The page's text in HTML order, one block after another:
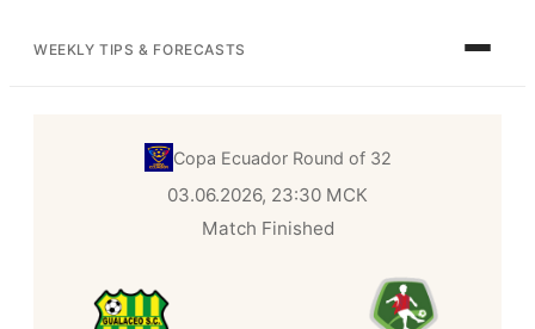
WEEKLY TIPS & FORECASTS
Copa Ecuador Round of 32
03.06.2026, 23:30 МСК
Match Finished